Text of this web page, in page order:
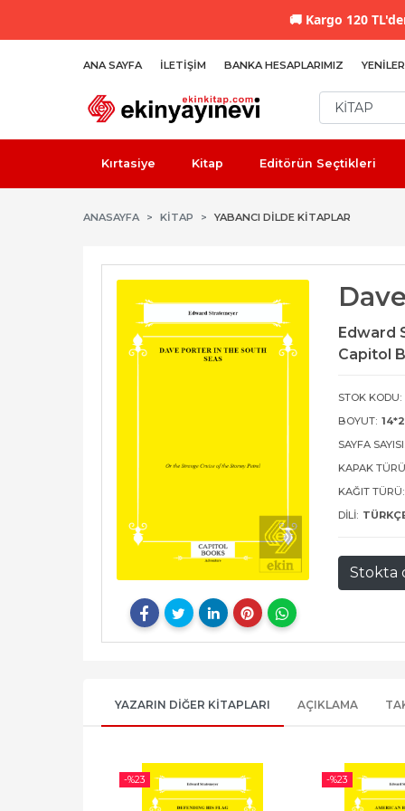
🚚 Kargo 120
ANA SAYFA İLETIŞIM BANKA HESAPLARIMIZ YENILER
Kırtasiye Kitap Editörün Seçtikleri
ANASAYFA KİTAP YABANCI DILDE KITAPLAR
Edward
Capitol
STOK KODU:
BOYUT:
SAYFA SAYISI:
KAPAK
KAĞIT TÜRÜ:
DILI:
Stokta
YAZARIN DIĞER KITAPLARI AÇIKLAMA
-%23 -%23